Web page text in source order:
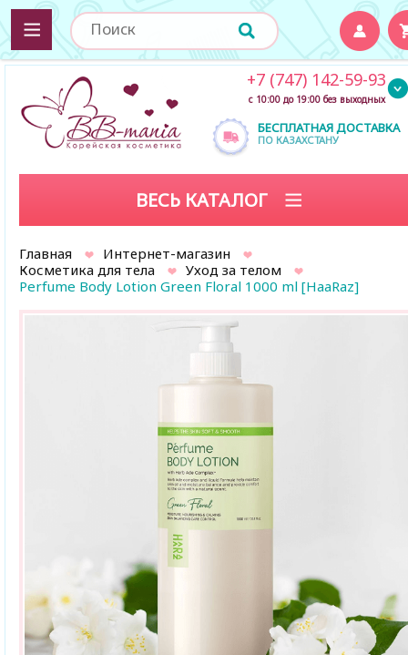
БЕСПЛАТНАЯ ДОСТАВКА
ПО КАЗАХСТАНУ
+7 (747) 142-59-93
с 10:00 до 19:00 без выходных
ВЕСЬ КАТАЛОГ
Главная
Интернет-магазин
Косметика для тела
Уход за телом
Perfume Body Lotion Green Floral 1000 ml [HaaRaz]